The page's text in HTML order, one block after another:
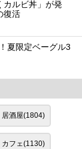
カルビ丼」が発
復活
夏限定ベーグル3
居酒屋(1804)
カフェ(1130)